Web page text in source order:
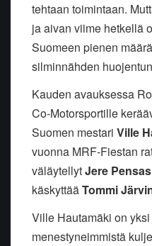
tehtaan toimintaan.
ja aivan viime hetkellä
Suomeen pienen
silminnähden
Kauden avauksessa
Co-Motorsportille
Suomen mestari Ville
vuonna MRF-Fiestan
väläytellytJere Pensas
käskyttääTommi
Ville Hautamäki on
menestyneimmistä